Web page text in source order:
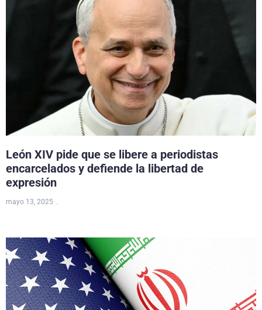
León XIV pide que se libere a periodistas
encarcelados y defiende la libertad de
expresión
mayo 13, 2025